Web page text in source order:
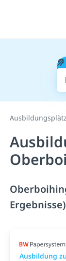
Ergebnisse)
Ausbildung